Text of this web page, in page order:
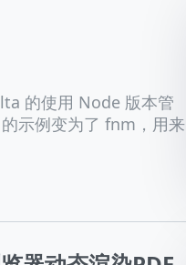
的使用 Node 版本管
示例变为了 fnm，用来